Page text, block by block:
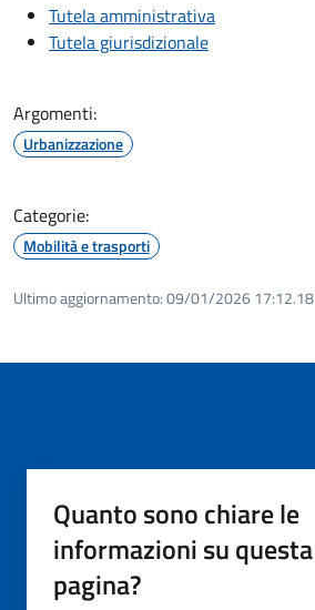
Tutela amministrativa
Tutela giurisdizionale
Argomenti:
Urbanizzazione
Categorie:
Mobilità e trasporti
Ultimo aggiornamento:09/01/2026 17:12.18
Quanto sono chiare le
informazioni su questa
pagina?